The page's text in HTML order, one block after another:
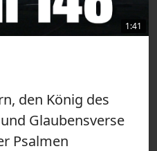
1:41
den König des
Glaubensverse
Psalmen